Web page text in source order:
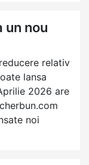
un nou
relativ
lansa
2026 are
noi